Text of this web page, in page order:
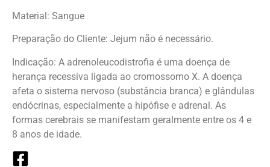
Material: Sangue
Preparação do Cliente: Jejum não é necessário.
Indicação: A adrenoleucodistrofia é uma doença de
herança recessiva ligada ao cromossomo X. A doença
afeta o sistema nervoso (substância branca) e glândulas
endócrinas, especialmente a hipófise e adrenal. As
formas cerebrais se manifestam geralmente entre os 4 e
8 anos de idade.